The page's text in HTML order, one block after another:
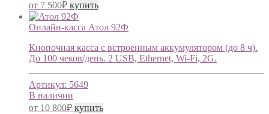
от 7 500₽ купить
Онлайн-касса Атол 92Ф
Кнопочная касса с встроенным аккумулятором (до 8 ч).
До 100 чеков/день. 2 USB, Ethernet, Wi-Fi, 2G.
Артикул: 5649
В наличии
от 10 800₽ купить